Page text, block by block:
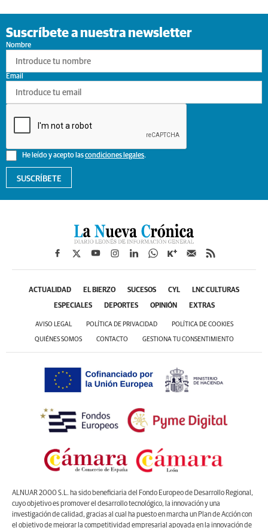
Suscríbete a nuestra newsletter
Nombre
He leído y acepto lascondiciones legales.
Email
SUSCRÍBETE
ACTUALIDAD EL BIERZO SUCESOS CYL LNC CULTURAS
ESPECIALES DEPORTES OPINIÓN EXTRAS
AVISO LEGAL POLÍTICA DE PRIVACIDAD POLÍTICA DE COOKIES
QUIÉNES SOMOS CONTACTO GESTIONA TU CONSENTIMIENTO
ALNUAR 2000 S.L. ha sido beneficiaria del Fondo Europeo de Desarrollo Regional,
cuyo objetivo es promover el desarrollo tecnológico, la innovación y una
investigación de calidad, gracias al cual ha puesto en marcha un Plan de Acción con
el objetivo de mejorar la competitividad empresarial apoyada en la innovación de